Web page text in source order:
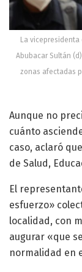
La
Abubacar Sultán
zonas afectadas
Aunque no
cuánto
caso, aclaró
de Salud,
El
esfuerzo»
localidad, con
augurar «que
normalidad en